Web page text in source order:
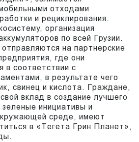
отходами
и рециклирования.
организация
по всей Грузии.
на партнерские
где они
в соответствии с
в результате чего
свинец и кислота. Граждане,
вклад в создание лучшего
инициативы и
среде, имеют
в «Тегета Грин Планет»,